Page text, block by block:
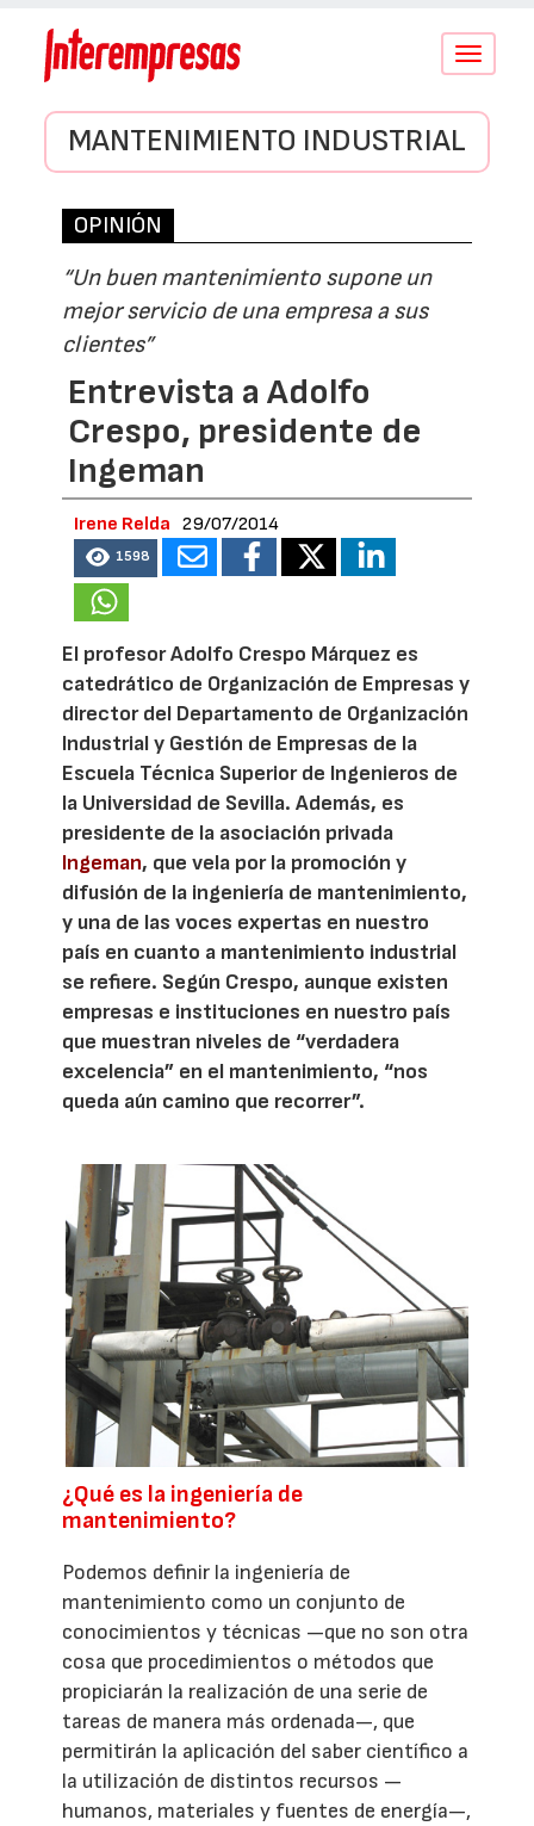
Conmutar
MANTENIMIENTO INDUSTRIAL
OPINIÓN
“Un buen mantenimiento supone un
mejor servicio de una empresa a sus
clientes”
Entrevista a Adolfo
Crespo, presidente de
Ingeman
Irene Relda 29/07/2014
1598
El profesor Adolfo Crespo Márquez es
catedrático de Organización de Empresas y
director del Departamento de Organización
Industrial y Gestión de Empresas de la
Escuela Técnica Superior de Ingenieros de
la Universidad de Sevilla. Además, es
presidente de la asociación privada
Ingeman, que vela por la promoción y
difusión de la ingeniería de mantenimiento,
y una de las voces expertas en nuestro
país en cuanto a mantenimiento industrial
se refiere. Según Crespo, aunque existen
empresas e instituciones en nuestro país
que muestran niveles de “verdadera
excelencia” en el mantenimiento, “nos
queda aún camino que recorrer”.
¿Qué es la ingeniería de
mantenimiento?
Podemos definir la ingeniería de
mantenimiento como un conjunto de
conocimientos y técnicas —que no son otra
cosa que procedimientos o métodos que
propiciarán la realización de una serie de
tareas de manera más ordenada—, que
permitirán la aplicación del saber científico a
la utilización de distintos recursos —
humanos, materiales y fuentes de energía—,